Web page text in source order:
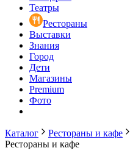
Театры
Рестораны
Выставки
Знания
Город
Дети
Магазины
Premium
Фото
Каталог Рестораны и кафе
Рестораны и кафе